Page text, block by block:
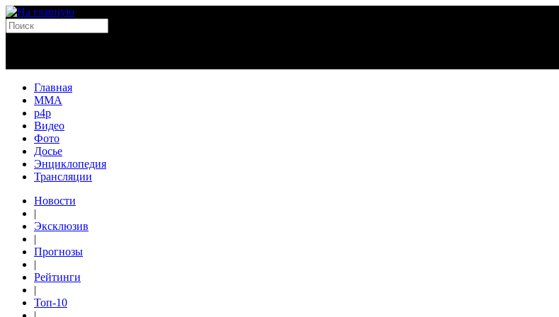
Главная
MMA
p4p
Видео
Фото
Досье
Энциклопедия
Трансляции
Новости
|
Эксклюзив
|
Прогнозы
|
Рейтинги
|
Топ-10